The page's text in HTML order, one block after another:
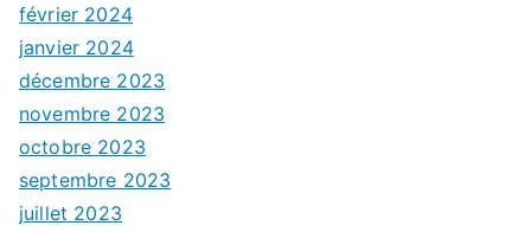
février 2024
janvier 2024
décembre 2023
novembre 2023
octobre 2023
septembre 2023
juillet 2023